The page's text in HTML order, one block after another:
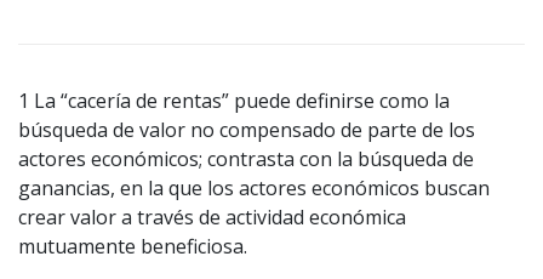
1 La “cacería de rentas” puede definirse como la
búsqueda de valor no compensado de parte de los
actores económicos; contrasta con la búsqueda de
ganancias, en la que los actores económicos buscan
crear valor a través de actividad económica
mutuamente beneficiosa.